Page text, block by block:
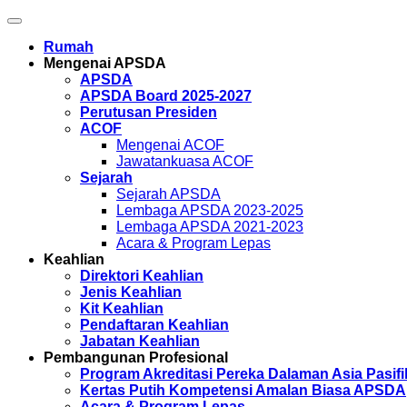
Rumah
Mengenai APSDA
APSDA
APSDA Board 2025-2027
Perutusan Presiden
ACOF
Mengenai ACOF
Jawatankuasa ACOF
Sejarah
Sejarah APSDA
Lembaga APSDA 2023-2025
Lembaga APSDA 2021-2023
Acara & Program Lepas
Keahlian
Direktori Keahlian
Jenis Keahlian
Kit Keahlian
Pendaftaran Keahlian
Jabatan Keahlian
Pembangunan Profesional
Program Akreditasi Pereka Dalaman Asia
Kertas Putih Kompetensi Amalan Biasa APSDA